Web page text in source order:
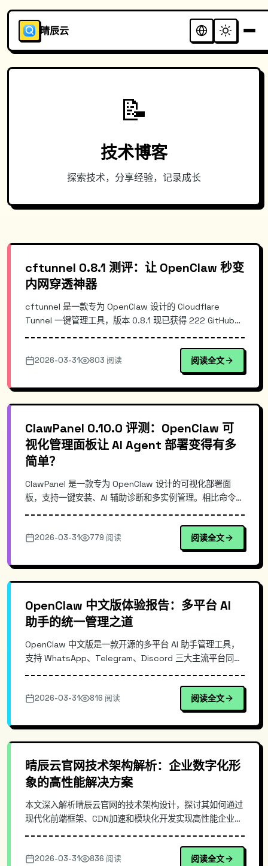
晴辰云
📝
技术博客
探索技术，分享经验，记录成长
cftunnel 0.8.1 测评：让 OpenClaw 秒变
内网穿透神器
cftunnel 是一款专为 OpenClaw 设计的 Cloudflare
Tunnel 一键管理工具，版本 0.8.1 现已获得 222 GitHub
过简化的配置流程实现安全稳定的内网穿透，让本地部署的
内容轻松支持外网访问。对比传统 ngrok、frp 等方案，
cftunnel 在零配置和 Cloudflare 安全防护方面具有显...
2026-03-31 803 阅读 阅读全文
ClawPanel 0.10.0 评测：OpenClaw 可
视化管理面板让 AI Agent 部署变得有多
简单？
ClawPanel 是一款专为 OpenClaw 设计的可视化部署面
板，支持一键安装、AI 辅助诊断和多实例管理。相比命令行
次点击，大幅降低 AI Agent 使用门槛。当前版本 0.10.0，
GitHub Stars 1857。
2026-03-31 779 阅读 阅读全文
OpenClaw 中文版体验报告：多平台 AI
助手的统一管理之道
OpenClaw 中文版是一款开源的多平台 AI 助手管理工具，
支持 WhatsApp、Telegram、Discord 三大主流平台同步
理，每小时自动同步上游更新。本文深入解析其架构设计、
部署流程及与同类工具的差异，并提供完整安装示例。
2026-03-31 816 阅读 阅读全文
晴辰云官网技术架构解析：企业数字化形
象的高性能解决方案
本文深入解析晴辰云官网的技术架构设计，探讨其如何通过
现代化前端框架、CDN加速和模块化开发实现高性能企业网
撑，全面介绍武汉晴辰天下网络科技有限公司在软件开发领
域的专业实践。适合关注企业官网建设和技术选型的开发者
2026-03-31 836 阅读 阅读全文